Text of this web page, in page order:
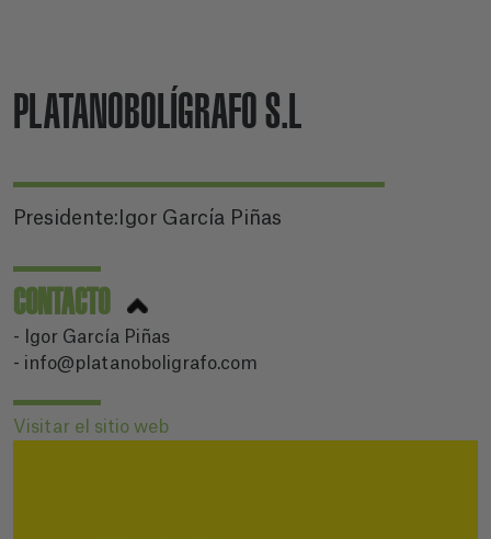
PLATANOBOLÍGRAFO S.L
Presidente:Igor García Piñas
CONTACTO
- Igor García Piñas
- info@platanoboligrafo.com
Visitar el sitio web